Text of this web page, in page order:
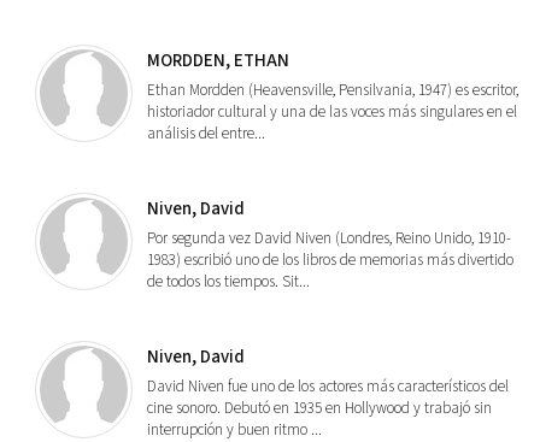
MORDDEN, ETHAN
Ethan Mordden (Heavensville, Pensilvania, 1947) es escritor,
historiador cultural y una de las voces más singulares en el
análisis del entre...
Niven, David
Por segunda vez David Niven (Londres, Reino Unido, 1910-
1983) escribió uno de los libros de memorias más divertido
de todos los tiempos. Sit...
Niven, David
David Niven fue uno de los actores más característicos del
cine sonoro. Debutó en 1935 en Hollywood y trabajó sin
interrupción y buen ritmo ...